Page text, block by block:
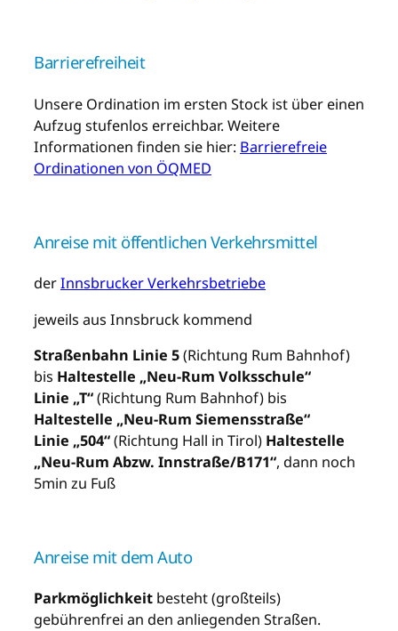
Barrierefreiheit
Unsere Ordination im ersten Stock ist über einen
Aufzug stufenlos erreichbar. Weitere
Informationen finden sie hier: Barrierefreie
Ordinationen von ÖQMED
Anreise mit öffentlichen Verkehrsmittel
derInnsbrucker Verkehrsbetriebe
jeweils aus Innsbruck kommend
Straßenbahn Linie 5(Richtung Rum Bahnhof)
bis Haltestelle „Neu-Rum Volksschule“
Linie „T“(Richtung Rum Bahnhof) bis
Haltestelle „Neu-Rum Siemensstraße“
Linie „504“(Richtung Hall in Tirol) Haltestelle
„Neu-Rum Abzw. Innstraße/B171“, dann noch
5min zu Fuß
Anreise mit dem Auto
Parkmöglichkeit besteht (großteils)
gebührenfrei an den anliegenden Straßen.